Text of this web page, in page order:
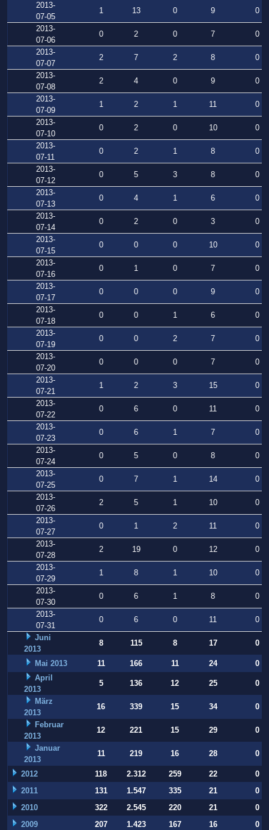
2013-
07-05
1 13 0 9
0
2013-
07-06
0 2 0 7
0
2013-
07-07
2 7 2 8
0
2013-
07-08
2 4 0 9
0
2013-
07-09
1 2 1 11
0
2013-
07-10
0 2 0 10
0
2013-
07-11
0 2 1 8
0
2013-
07-12
0 5 3 8
0
2013-
07-13
0 4 1 6
0
2013-
07-14
0 2 0 3
0
2013-
07-15
0 0 0 10
0
2013-
07-16
0 1 0 7
0
2013-
07-17
0 0 0 9
0
2013-
07-18
0 0 1 6
0
2013-
07-19
0 0 2 7
0
2013-
07-20
0 0 0 7
0
2013-
07-21
1 2 3 15
0
2013-
07-22
0 6 0 11
0
2013-
07-23
0 6 1 7
0
2013-
07-24
0 5 0 8
0
2013-
07-25
0 7 1 14
0
2013-
07-26
2 5 1 10
0
2013-
07-27
0 1 2 11
0
2013-
07-28
2 19 0 12
0
2013-
07-29
1 8 1 10
0
2013-
07-30
0 6 1 8
0
2013-
07-31
0 6 0 11
0
Juni
2013
8 115 8 17 0
Mai 2013 11 166 11 24
0
April
2013
5 136 12 25
0
März
2013
16 339 15 34
0
Februar
2013
12 221 15 29
0
Januar
2013
11 219 16 28 0
2012 118 2.312 259 22
0
2011
131 1.547 335 21
0
2010
322 2.545 220 21
0
2009
207 1.423 167 16 0